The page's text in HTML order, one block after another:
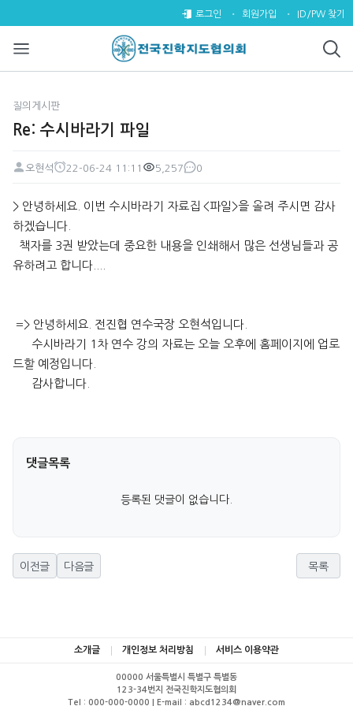
Re: 수시바라기 파일 > 질의게시
로그인 회원가입 ID/PW 찾기
질의게시판
Re: 수시바라기 파일
페이지 정보
오현석
22-06-24 11:11
5,257
댓글
0
본문
> 안녕하세요. 이번 수시바라기 자료집 <파일>을 올려 주시면 감사
하겠습니다.
책자를 3권 받았는데 중요한 내용을 인쇄해서 많은 선생님들과 공
유하려고 합니다....
=> 안녕하세요. 전진협 연수국장 오현석입니다.
수시바라기 1차 연수 강의 자료는 오늘 오후에 홈페이지에 업로
드할 예정입니다.
감사합니다.
댓글목록
등록된 댓글이 없습니다.
이전글 다음글 목록
소개글 개인정보 처리방침 서비스 이용약관
00000 서울특별시 특별구 특별동
123-34번지 전국진학지도협의회
Tel : 000-000-0000 | E-mail : abcd1234@naver.com